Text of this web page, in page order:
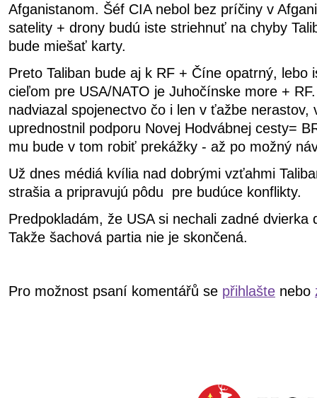
Afganistanom. Šéf CIA nebol bez príčiny v
satelity + drony budú iste striehnuť na chyby
bude miešať karty.
Preto Taliban bude aj k RF + Číne opatrný, lebo
cieľom pre USA/NATO je Juhočínske more +
nadviazal spojenectvo čo i len v ťažbe nerastov,
uprednostnil podporu Novej Hodvábnej cesty=
mu bude v tom robiť prekážky - až po možný
Už dnes médiá kvília nad dobrými vzťahmi
strašia a pripravujú pôdu pre budúce konflikty.
Predpokladám, že USA si nechali zadné dvierka
Takže šachová partia nie je skončená.
Pro možnost psaní komentářů se přihlašte nebo